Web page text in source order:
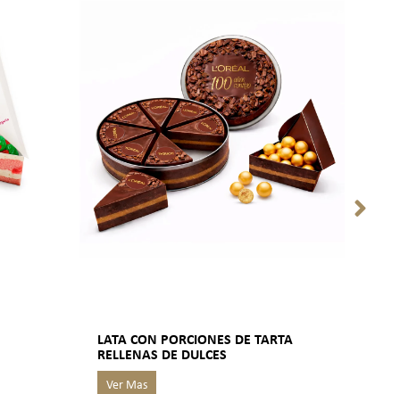
LATA CON PORCIONES DE TARTA
RELLENAS DE DULCES